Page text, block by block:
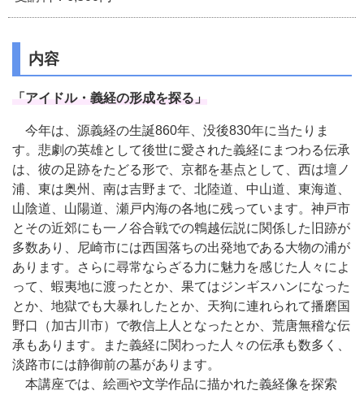
内容
「アイドル・義経の形成を探る」
今年は、源義経の生誕860年、没後830年に当たりま
す。悲劇の英雄として後世に愛された義経にまつわる伝承
は、彼の足跡をたどる形で、京都を基点として、西は壇ノ
浦、東は奥州、南は吉野まで、北陸道、中山道、東海道、
山陰道、山陽道、瀬戸内海の各地に残っています。神戸市
とその近郊にも一ノ谷合戦での鵯越伝説に関係した旧跡が
多数あり、尼崎市には西国落ちの出発地である大物の浦が
あります。さらに尋常ならざる力に魅力を感じた人々によ
って、蝦夷地に渡ったとか、果てはジンギスハンになった
とか、地獄でも大暴れしたとか、天狗に連れられて播磨国
野口（加古川市）で教信上人となったとか、荒唐無稽な伝
承もあります。また義経に関わった人々の伝承も数多く、
淡路市には静御前の墓があります。
本講座では、絵画や文学作品に描かれた義経像を探索